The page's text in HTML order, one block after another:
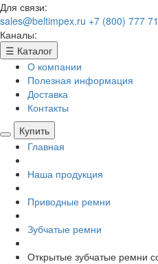
Для связи:
sales@beltimpex.ru +7 (800) 777
Каналы:
☰ Каталог
О компании
Полезная информация
Доставка
Контакты
Купить
Главная
Наша продукция
Приводные ремни
Зубчатые ремни
Открытые зубчатые ремни